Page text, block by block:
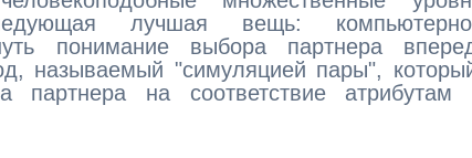
лучшая вещь:
понимание выбора партнера
называемый "симуляцией пары",
партнера на соответствие атрибутам